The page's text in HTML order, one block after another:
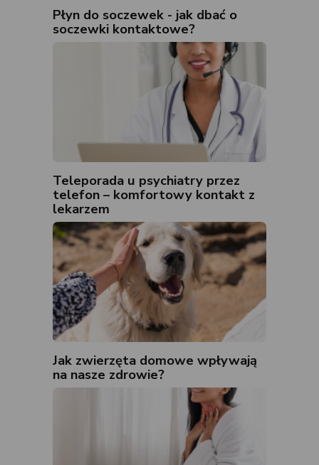
Płyn do soczewek - jak dbać o
soczewki kontaktowe?
Teleporada u psychiatry przez
telefon – komfortowy kontakt z
lekarzem
Jak zwierzęta domowe wpływają
na nasze zdrowie?